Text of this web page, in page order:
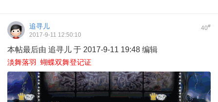
40#
追寻儿
2017-9-11 12:50:10
本帖最后由 追寻儿 于 2017-9-11 19:48 编辑
淡舞落羽 蝴蝶双舞登记证